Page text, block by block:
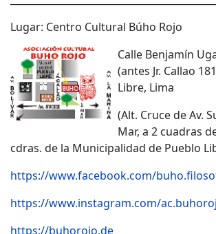
Lugar: Centro Cultural Búho Rojo
Calle Benjamín
(antes Jr. Callao
Libre, Lima
(Alt. Cruce de Av.
Mar, a 2 cuadras
cdras. de la Municipalidad de Pueblo
https://www.facebook.com/
https://www.instagram.com/
https://buhorojo.de